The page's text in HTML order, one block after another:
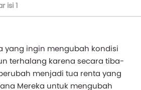
isi1
yang ingin mengubah kondisi
terhalang karena secara tiba-
menjadi tua renta yang
Mereka untuk mengubah